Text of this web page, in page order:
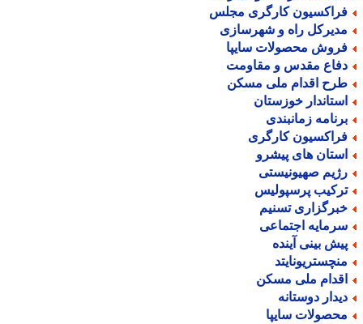
کارگری مجلس
راه و شهرسازی
محصولات سایپا
مقدس و مقاومت
اقدام ملی مسکن
خوزستان
زمانبندی
کارگری
های پیشرو
صهیونیستی
پرسپولیس
تسنیم
اجتماعی
بینی آینده
ملی مسکن
دوستانه
سایپا